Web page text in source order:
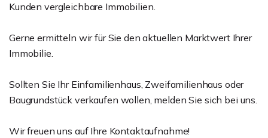
Kunden vergleichbare Immobilien.
Gerne ermitteln wir für Sie den aktuellen Marktwert Ihrer
Immobilie.
Sollten Sie Ihr Einfamilienhaus, Zweifamilienhaus oder
Baugrundstück verkaufen wollen, melden Sie sich bei uns.
Wir freuen uns auf Ihre Kontaktaufnahme!